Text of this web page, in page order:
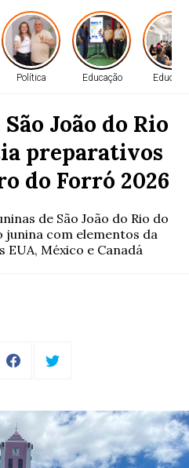
Política Educação
João do Rio
preparativos
do Forró 2026
de São João do Rio do
junina com elementos da
EUA, México e Canadá